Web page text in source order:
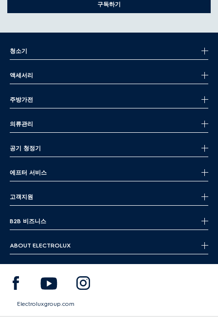
구독하기
청소기
액세서리
주방가전
의류관리
공기 청정기
에프터 서비스
고객지원
B2B 비즈니스
ABOUT ELECTROLUX
Electroluxgroup.com